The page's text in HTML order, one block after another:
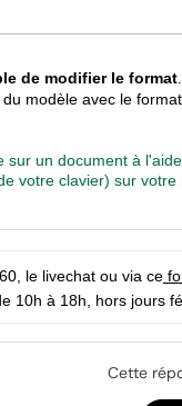
de modifier le format
modèle avec le format
sur un document à
votre clavier) sur votre
le livechat ou via ce
10h à 18h, hors jours
Cette